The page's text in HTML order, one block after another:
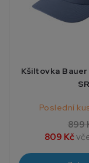
Kšiltovka
SR
Poslední
899
809 Kč